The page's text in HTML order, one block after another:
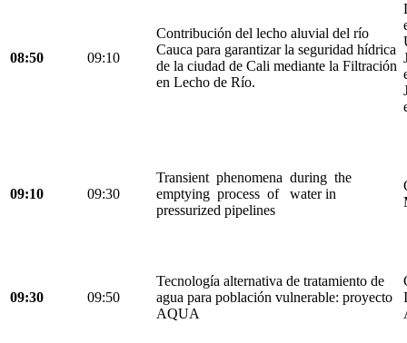
08:50 09:10
Contribución del lecho aluvial del río
Cauca para garantizar la seguridad hídrica
de la ciudad de Cali mediante la Filtración
en Lecho de Río.
09:10 09:30
Transient phenomena during the
emptying process of water in
pressurized pipelines
09:30 09:50
Tecnología alternativa de tratamiento de
agua para población vulnerable: proyecto
AQUA